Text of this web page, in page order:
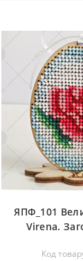
ЯПФ_101
Virena.
Код